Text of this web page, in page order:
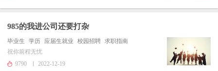
985的我进公司还要打杂
毕业生 学历 应届生就业 校园招聘 求职指南
祝你前程无忧
9790
2022-12-19